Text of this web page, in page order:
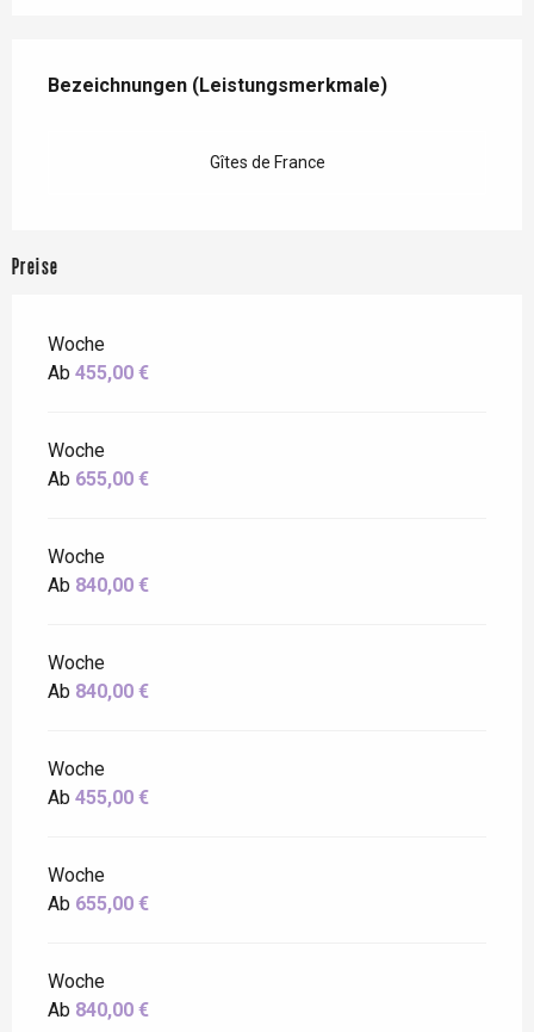
Bezeichnungen (Leistungsmerkmale)
Bezeichnungen (Leistungsmerkmale)
Gîtes de France
Preise
Woche
Ab 455,00 €
Woche
Ab 655,00 €
Woche
Ab 840,00 €
Woche
Ab 840,00 €
Woche
Ab 455,00 €
Woche
Ab 655,00 €
Woche
Ab 840,00 €